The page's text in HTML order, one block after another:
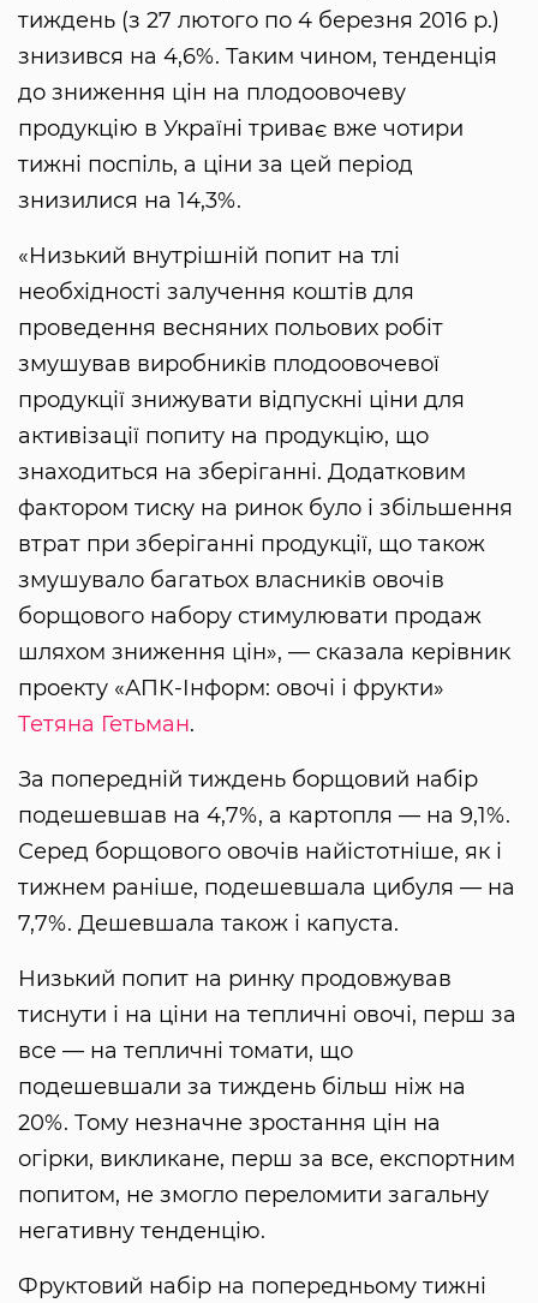
тиждень (з 27 лютого по 4 березня 2016 р.)
знизився на 4,6%. Таким чином, тенденція
до зниження цін на плодоовочеву
продукцію в Україні триває вже чотири
тижні поспіль, а ціни за цей період
знизилися на 14,3%.
«Низький внутрішній попит на тлі
необхідності залучення коштів для
проведення весняних польових робіт
змушував виробників плодоовочевої
продукції знижувати відпускні ціни для
активізації попиту на продукцію, що
знаходиться на зберіганні. Додатковим
фактором тиску на ринок було і збільшення
втрат при зберіганні продукції, що також
змушувало багатьох власників овочів
борщового набору стимулювати продаж
шляхом зниження цін», — сказала керівник
проекту «АПК-Інформ: овочі і фрукти»
Тетяна Гетьман.
За попередній тиждень борщовий набір
подешевшав на 4,7%, а картопля — на 9,1%.
Серед борщового овочів найістотніше, як і
тижнем раніше, подешевшала цибуля — на
7,7%. Дешевшала також і капуста.
Низький попит на ринку продовжував
тиснути і на ціни на тепличні овочі, перш за
все — на тепличні томати, що
подешевшали за тиждень більш ніж на
20%. Тому незначне зростання цін на
огірки, викликане, перш за все, експортним
попитом, не змогло переломити загальну
негативну тенденцію.
Фруктовий набір на попередньому тижні